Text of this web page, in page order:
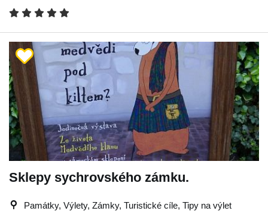
Sklepy sychrovského zámku.
Památky, Výlety, Zámky, Turistické cíle, Tipy na výlet